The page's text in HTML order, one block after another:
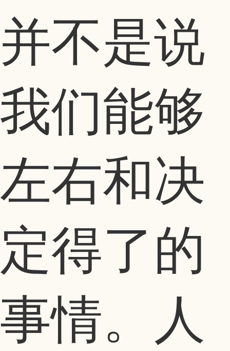
并不是说
我们能够
左右和决
定得了的
事情。人